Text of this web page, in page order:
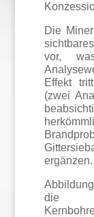
Die
vor,
Effekt
(zwei
ergänzen.
die